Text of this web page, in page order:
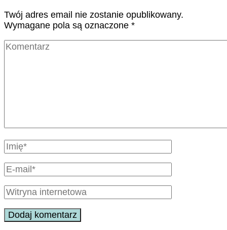
Twój adres email nie zostanie opublikowany.
Wymagane pola są oznaczone *